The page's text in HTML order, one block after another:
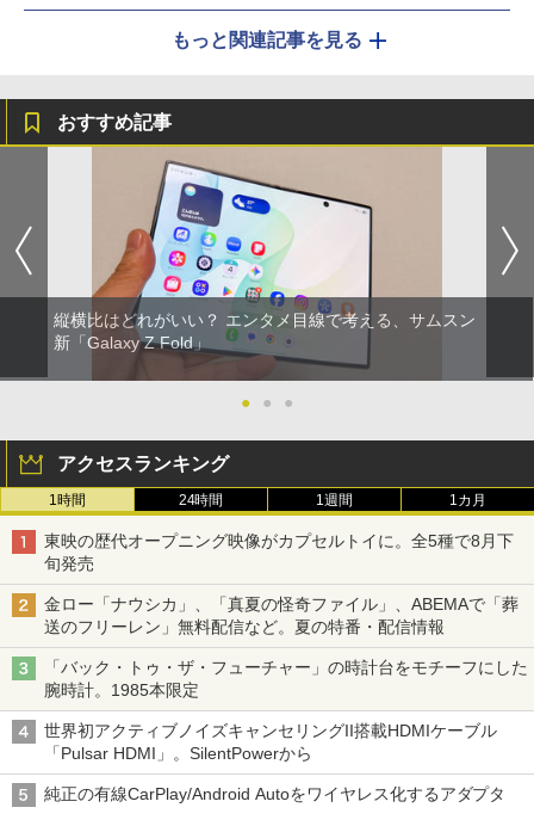
もっと関連記事を見る
おすすめ記事
縦横比はどれがいい？ エンタメ目線で考える、サムスン
新「Galaxy Z Fold」
● ● ●
アクセスランキング
1時間 24時間 1週間 1カ月
東映の歴代オープニング映像がカプセルトイに。全5種で8月下
旬発売
金ロー「ナウシカ」、「真夏の怪奇ファイル」、ABEMAで「葬
送のフリーレン」無料配信など。夏の特番・配信情報
「バック・トゥ・ザ・フューチャー」の時計台をモチーフにした
腕時計。1985本限定
世界初アクティブノイズキャンセリングII搭載HDMIケーブル
「Pulsar HDMI」。SilentPowerから
純正の有線CarPlay/Android Autoをワイヤレス化するアダプタ